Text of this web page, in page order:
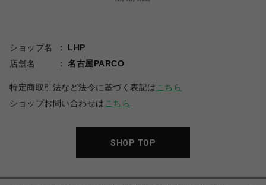
ショップ名
LHP
店舗名
名古屋PARCO
特定商取引法など法令に基づく表記は こちら
ショップお問い合わせは こちら
SHOP TOP